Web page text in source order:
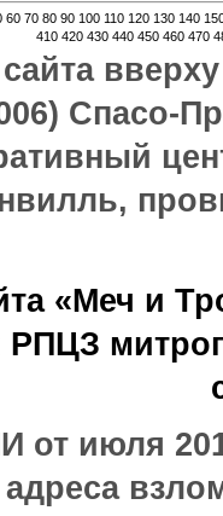
60 70 80 90 100 110 120 130 140
410 420 430 440 450 460 470
Спасо-
«Меч и
июля
адреса